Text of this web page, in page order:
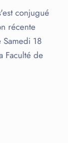
conjugué
récente
18
Faculté de